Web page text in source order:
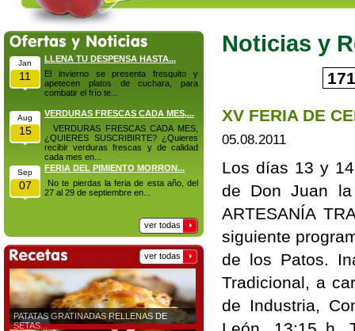
Jan
11
LLENA TU DESPENSA HASTA...
El invierno se presenta fresquito y
apetecen platos de cuchara, para
combatir el frío te...
Aug
15
VERDURAS FRESCAS CADA MES,...
VERDURAS FRESCAS CADA MES,
¿QUIERES SUSCRIBIRTE? ¿Quieres
recibir verduras frescas y de calidad
cada mes en...
Sep
07
FERIA DEL PIMIENTO MORRON...
No te pierdas la feria de esta año, del
27 al 29 de septiembre en...
ver todas
ver todas
PATATAS GRATINADAS RELLENAS DE
SETAS...
Noticias y
171
XV FERIA DE
05.08.2011
Los días 13 y
de Don Juan
ARTESANÍA
siguiente
de los Patos.
Tradicional, a
de Industria,